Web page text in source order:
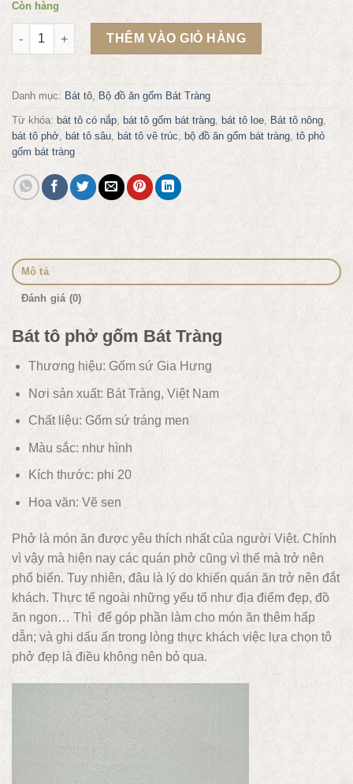
Còn hàng
Bát tô phở gốm Gia Hưng Bát Tràng vẽ sen HL20085 số lượng
THÊM VÀO GIỎ HÀNG
Danh mục: Bát tô Bộ đồ ăn gốm Bát Tràng
Từ khóa: bát tô có nắp bát tô gốm bát tràng bát tô loe Bát tô nông
bát tô phở
bát tô sâu bát tô vẽ trúc bộ đồ ăn gốm bát tràng tô phỏ
gốm bát tràng
Mô tả
Đánh giá (0)
Bát tô phở gốm Bát Tràng
Thương hiệu: Gốm sứ Gia Hưng
Nơi sản xuất: Bát Tràng, Việt Nam
Chất liệu: Gốm sứ tráng men
Màu sắc: như hình
Kích thước: phi 20
Hoa văn: Vẽ sen
Phở là món ăn được yêu thích nhất của người Việt. Chính
vì vậy mà hiện nay các quán phở cũng vì thế mà trở nên
phổ biến. Tuy nhiên, đâu là lý do khiến quán ăn trở nên đắt
khách. Thực tế ngoài những yếu tố như địa điểm đẹp, đồ
ăn ngon… Thì để góp phần làm cho món ăn thêm hấp
dẫn; và ghi dấu ấn trong lòng thực khách việc lựa chọn tô
phở đẹp là điều không nên bỏ qua.